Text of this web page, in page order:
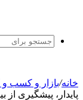
خانه/بازار و کسب و
پایدار، پیشگیری